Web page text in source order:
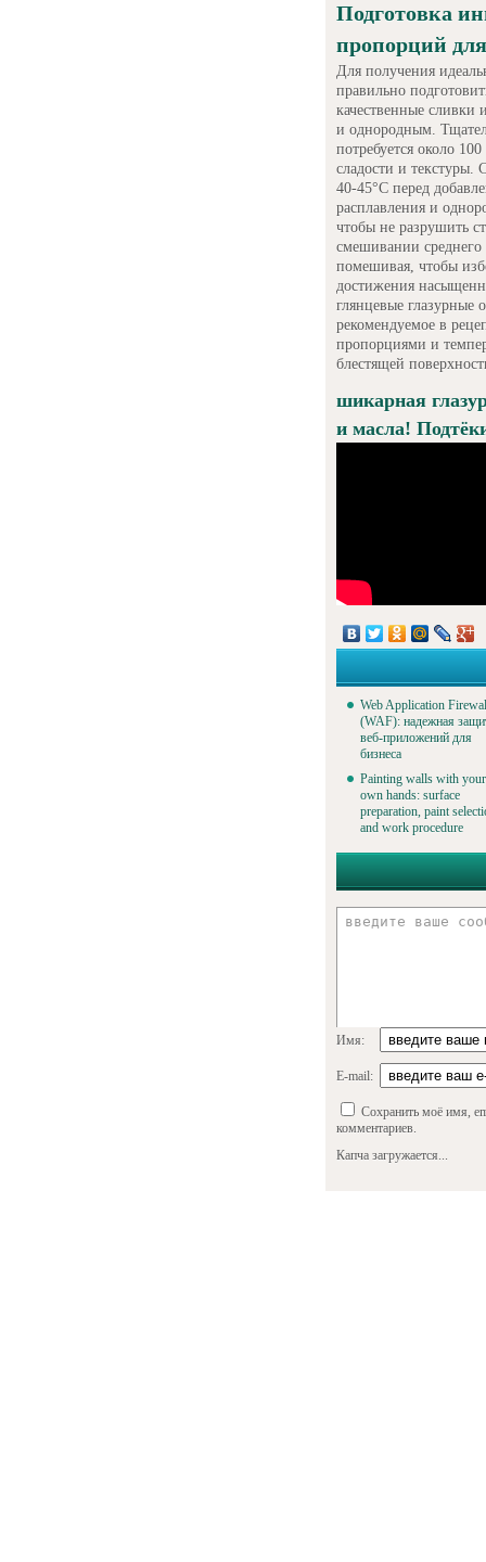
Подготовка
пропорций
Для получения
правильно
качественные
и однородным.
потребуется около
сладости и текстуры.
40-45°C перед
расплавления и
чтобы не разрушить
смешивании среднего
помешивая, чтобы
достижения
глянцевые
рекомендуемое в
пропорциями и
блестящей
шикарная
и масла!
Web Application
(WAF): надежная
веб-приложений для
бизнеса
Painting walls with your
own hands: surface
preparation, paint
and work procedure
Имя:
E-mail:
Сохранить моё имя,
комментариев.
Капча загружается...